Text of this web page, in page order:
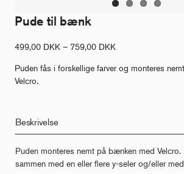
Pude til bænk
499,00 DKK – 759,00 DKKPrisinterval:
til
Puden fås i forskellige farver og monteres
Velcro.
Beskrivelse
Puden monteres nemt på bænken med Velcro.
sammen med en eller flere y-seler og/eller